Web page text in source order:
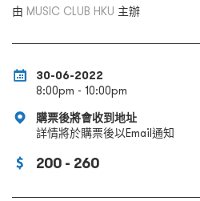
由 MUSIC CLUB HKU 主辦
30-06-2022
8:00pm - 10:00pm
購票後將會收到地址
詳情將於購票後以Email通知
200 - 260